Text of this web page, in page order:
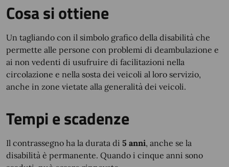
Cosa si ottiene
Un tagliando con il simbolo grafico della disabilità che
permette alle persone con problemi di deambulazione e
ai non vedenti di usufruire di facilitazioni nella
circolazione e nella sosta dei veicoli al loro servizio,
anche in zone vietate alla generalità dei veicoli.
Tempi e scadenze
Il contrassegno ha la durata di 5 anni, anche se la
disabilità è permanente. Quando i cinque anni sono